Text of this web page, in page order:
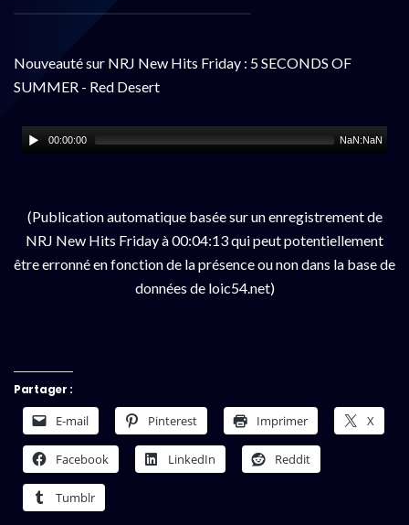
Nouveauté sur NRJ New Hits Friday : 5 SECONDS OF
SUMMER - Red Desert
00:00:00 NaN:NaN
(Publication automatique basée sur un enregistrement de
NRJ New Hits Friday à 00:04:13 qui peut potentiellement
être erronné en fonction de la présence ou non dans la base de
données de loic54.net)
Partager :
E-mail Pinterest Imprimer X
Facebook LinkedIn Reddit
Tumblr